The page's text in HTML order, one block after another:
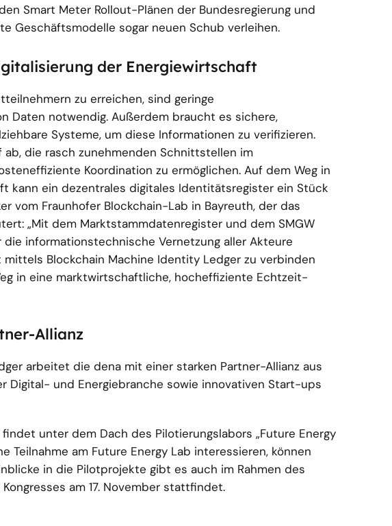
Smart Meter Rollout-Plänen der Bundesregierung und
Geschäftsmodelle sogar neuen Schub verleihen.
der Energiewirtschaft
zu erreichen, sind geringe
Daten notwendig. Außerdem braucht es sichere,
Systeme, um diese Informationen zu verifizieren.
die rasch zunehmenden Schnittstellen im
Koordination zu ermöglichen. Auf dem Weg in
kann ein dezentrales digitales Identitätsregister ein Stück
vom Fraunhofer Blockchain-Lab in Bayreuth, der das
„Mit dem Marktstammdatenregister und dem SMGW
informationstechnische Vernetzung aller Akteure
Blockchain Machine Identity Ledger zu verbinden
in eine marktwirtschaftliche, hocheffiziente Echtzeit-
Allianz
arbeitet die dena mit einer starken Partner-Allianz aus
Digital- und Energiebranche sowie innovativen Start-ups
unter dem Dach des Pilotierungslabors „Future Energy
Teilnahme am Future Energy Lab interessieren, können
in die Pilotprojekte gibt es auch im Rahmen des
am 17. November stattfindet.